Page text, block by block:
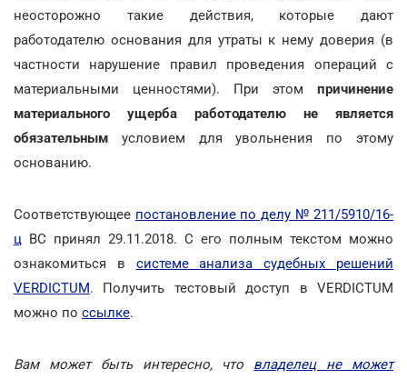
неосторожно такие действия, которые дают
работодателю основания для утраты к нему доверия (в
частности нарушение правил проведения операций с
материальными ценностями). При этом причинение
материального ущерба работодателю не является
обязательным условием для увольнения по этому
основанию.
Соответствующее постановление по делу № 211/5910/16-
ц ВС принял 29.11.2018. С его полным текстом можно
ознакомиться в системе анализа судебных решений
VERDICTUM. Получить тестовый доступ в VERDICTUM
можно по ссылке.
Вам может быть интересно, что владелец не может